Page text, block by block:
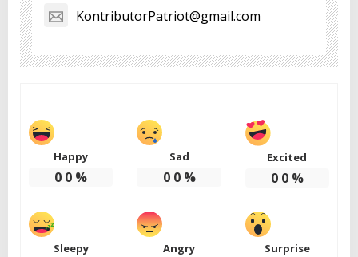
KontributorPatriot@gmail.com
Happy
0 0 %
Sad
0 0%
Excited
0 0%
Sleepy Angry Surprise